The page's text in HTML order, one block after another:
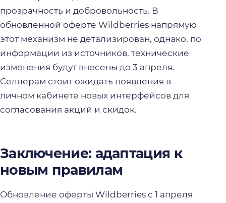
прозрачность и добровольность. В
обновленной оферте Wildberries напрямую
этот механизм не детализирован, однако, по
информации из источников, технические
изменения будут внесены до 3 апреля.
Селлерам стоит ожидать появления в
личном кабинете новых интерфейсов для
согласования акций и скидок.
Заключение: адаптация к
новым правилам
Обновление оферты Wildberries с 1 апреля